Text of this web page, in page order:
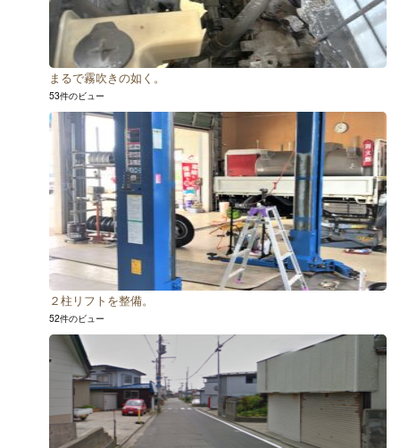
まるで霧吹きの如く。
53件のビュー
２柱リフトを整備。
52件のビュー